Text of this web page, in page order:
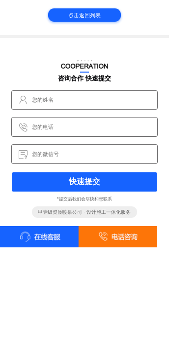
点击返回列表
咨询合作 快速提交
快速提交
*提交后我们会尽快和您联系
甲壹级资质喷泉公司 · 设计施工一体化服务